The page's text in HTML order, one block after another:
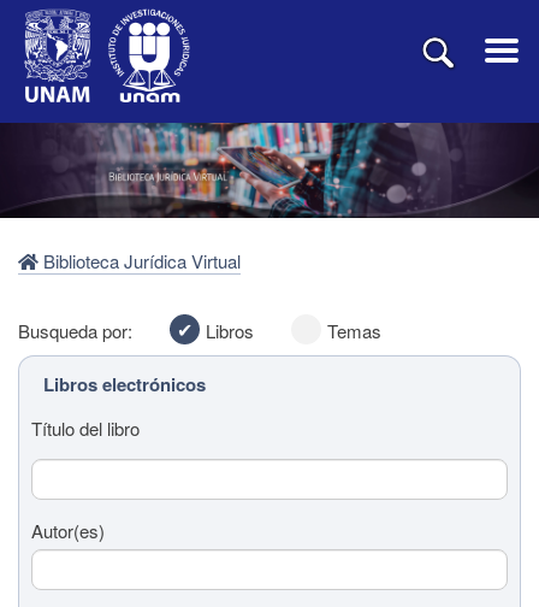
Biblioteca Jurídica Virtual
Busqueda por: Libros Temas
Libros electrónicos
Título del libro
Autor(es)